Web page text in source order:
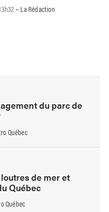
- La Rédaction
du parc de
Québec
de mer et
Québec
Québec